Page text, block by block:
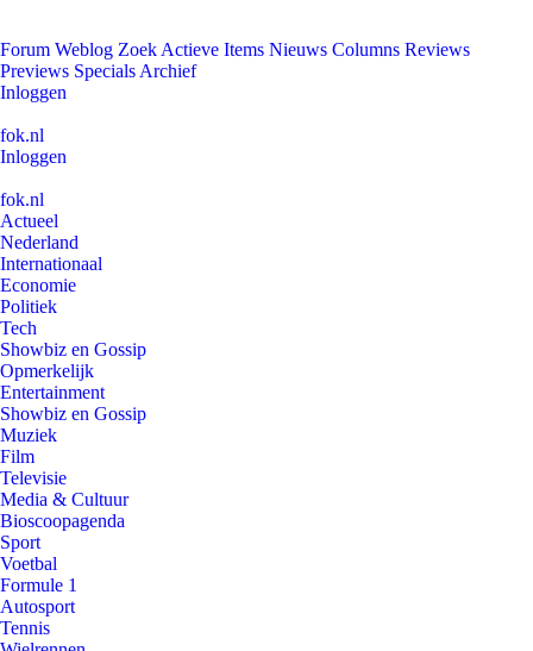
Forum Weblog Zoek Actieve Items Nieuws Columns Reviews
Previews Specials Archief
Inloggen
fok.nl
Inloggen
fok.nl
Actueel
Nederland
Internationaal
Economie
Politiek
Tech
Showbiz en Gossip
Opmerkelijk
Entertainment
Showbiz en Gossip
Muziek
Film
Televisie
Media & Cultuur
Bioscoopagenda
Sport
Voetbal
Formule 1
Autosport
Tennis